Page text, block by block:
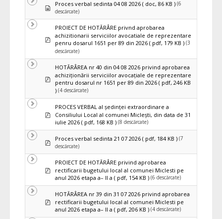
Document
Proces verbal sedinta 04 08 2026 ( doc, 86 KB ) (6
descărcate)
pdf
PROIECT DE HOTĂRÂRE privnd aprobarea
achizitionarii serviciilor avocatiale de reprezentare
penru dosarul 1651 per 89 din 2026 ( pdf, 179 KB ) (3
descărcate)
pdf
HOTĂRÂREA nr 40 din 04 08 2026 privind aprobarea
achiziţionării serviciilor avocațiale de reprezentare
pentru dosarul nr 1651 per 89 din 2026 ( pdf, 246 KB
) (4 descărcate)
pdf
PROCES VERBAL al ședinței extraordinare a
Consiliului Local al comunei Miclești, din data de 31
iulie 2026 ( pdf, 168 KB ) (8 descărcate)
pdfProces verbal sedinta 21 07 2026 ( pdf, 184 KB ) (7
descărcate)
pdf
PROIECT DE HOTĂRÂRE privind aprobarea
rectificarii bugetului local al comunei Miclesti pe
anul 2026 etapa a– II a ( pdf, 154 KB ) (6 descărcate)
pdf
HOTĂRÂREA nr 39 din 31 07 2026 privind aprobarea
rectificarii bugetului local al comunei Miclesti pe
anul 2026 etapa a– II a ( pdf, 206 KB ) (4 descărcate)